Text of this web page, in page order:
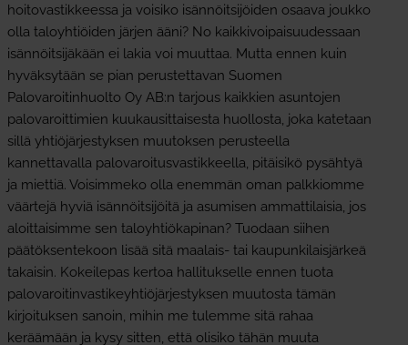
hoitovastikkeessa ja voisiko isännöitsijöiden osaava joukko
olla taloyhtiöiden järjen ääni? No kaikkivoipaisuudessaan
isännöitsijäkään ei lakia voi muuttaa. Mutta ennen kuin
hyväksytään se pian perustettavan Suomen
Palovaroitinhuolto Oy AB:n tarjous kaikkien asuntojen
palovaroittimien kuukausittaisesta huollosta, joka katetaan
sillä yhtiöjärjestyksen muutoksen perusteella
kannettavalla palovaroitusvastikkeella, pitäisikö pysähtyä
ja miettiä. Voisimmeko olla enemmän oman palkkiomme
väärtejä hyviä isännöitsijöitä ja asumisen ammattilaisia, jos
aloittaisimme sen taloyhtiökapinan? Tuodaan siihen
päätöksentekoon lisää sitä maalais- tai kaupunkilaisjärkeä
takaisin. Kokeilepas kertoa hallitukselle ennen tuota
palovaroitinvastikeyhtiöjärjestyksen muutosta tämän
kirjoituksen sanoin, mihin me tulemme sitä rahaa
keräämään ja kysy sitten, että olisiko tähän muuta